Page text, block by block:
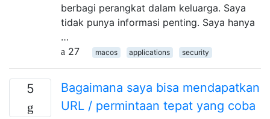
berbagi perangkat dalam keluarga. Saya
tidak punya informasi penting. Saya hanya
…
27
macos applications security
5
Bagaimana saya bisa mendapatkan
URL / permintaan tepat yang coba